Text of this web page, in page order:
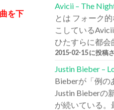
を下
Avicii – The
とは フォーク
こしている
ひたすらに都会
2015-02-15 に投稿
Justin Bieber –
Bieberが「例の
Justin Bieberの
が続いている。